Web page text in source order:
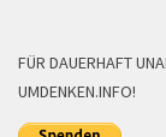
FÜR DAUERHAFT
UMDENKEN.INFO!